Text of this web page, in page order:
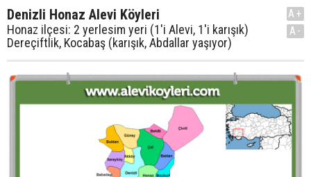
Denizli Honaz Alevi Köyleri
Honaz ilçesi: 2 yerlesim yeri (1'i Alevi, 1'i karışık)
Dereçiftlik, Kocabaş (karışık, Abdallar yaşıyor)
A+
A-